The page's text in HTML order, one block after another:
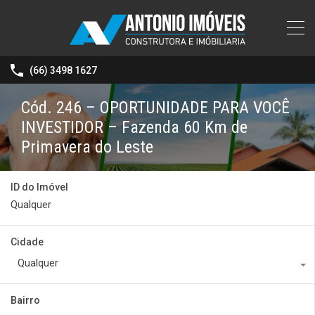
(66) 3498 1627
Cód. 246 – OPORTUNIDADE PARA VOCÊ
INVESTIDOR – Fazenda 60 Km de
Primavera do Leste
ID do Imóvel
Cidade
Qualquer
Bairro